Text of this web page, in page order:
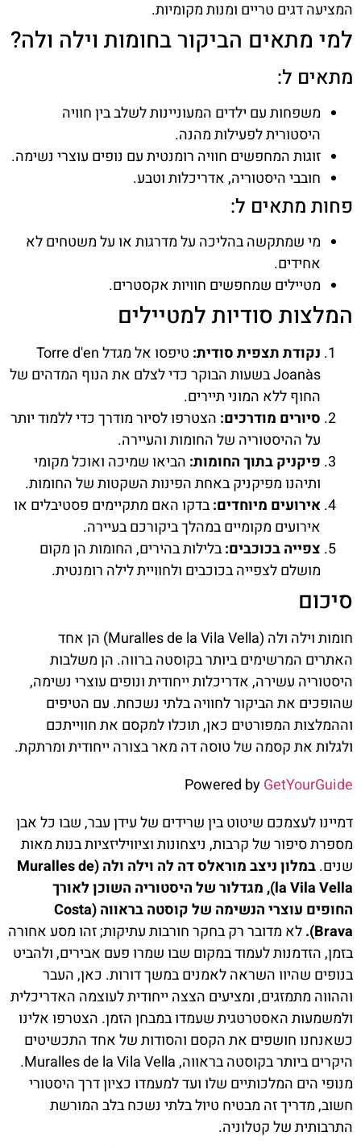
המציעה דגים טריים ומנות מקומיות.
למי מתאים הביקור בחומות וילה ולה?
מתאים ל:
משפחות עם ילדים המעוניינות לשלב בין חוויה
היסטורית לפעילות מהנה.
זוגות המחפשים חוויה רומנטית עם נופים עוצרי נשימה.
חובבי היסטוריה, אדריכלות וטבע.
פחות מתאים ל:
מי שמתקשה בהליכה על מדרגות או על משטחים לא
אחידים.
מטיילים שמחפשים חוויות אקסטרים.
המלצות סודיות למטיילים
נקודת תצפית סודית:
טיפסו אל מגדל Torre d'en
Joanàs בשעות הבוקר כדי לצלם את הנוף המדהים של
החוף ללא המוני תיירים.
סיורים מודרכים: הצטרפו לסיור מודרך כדי ללמוד יותר
על ההיסטוריה של החומות והעיירה.
פיקניק בתוך החומות: הביאו שמיכה ואוכל מקומי
ותיהנו מפיקניק באחת הפינות השקטות של החומות.
אירועים מיוחדים:בדקו האם מתקיימים פסטיבלים או
אירועים מקומיים במהלך ביקורכם בעיירה.
צפייה בכוכבים:בלילות בהירים, החומות הן מקום
מושלם לצפייה בכוכבים ולחוויית לילה רומנטית.
סיכום
חומות וילה ולה (Muralles de la Vila Vella) הן אחד
האתרים המרשימים ביותר בקוסטה ברווה. הן משלבות
היסטוריה עשירה, אדריכלות ייחודית ונופים עוצרי נשימה,
שהופכים את הביקור לחוויה בלתי נשכחת. עם הטיפים
וההמלצות המפורטים כאן, תוכלו למקסם את חווייתכם
ולגלות את קסמה של טוסה דה מאר בצורה ייחודית ומרתקת.
Powered byGetYourGuide
דמיינו לעצמכם שיטוט בין שרידים של עידן עבר, שבו כל אבן
מספרת סיפור של קרבות, ניצחונות וציוויליזציות בנות מאות
שנים.
במלון ניצב מוראלס דה לה וילה ולה (Muralles de
la Vila Vella), מגדלור של היסטוריה השוכן לאורך
החופים עוצרי הנשימה של קוסטה בראווה (Costa
Brava). לא מדובר רק בחקר חורבות עתיקות; זהו מסע אחורה
בזמן, הזדמנות לעמוד במקום שבו שמרו פעם אבירים, ולהביט
בנופים שהיוו השראה לאמנים במשך דורות. כאן, העבר
וההווה מתמזגים, ומציעים הצצה ייחודית לעוצמה האדריכלית
ולמשמעות האסטרטגית שעמדו במבחן הזמן. הצטרפו אלינו
כשאנחנו חושפים את הקסם והסודות של אחד התכשיטים
היקרים ביותר בקוסטה בראווה, Muralles de la Vila Vella.
מנופי הים המלכותיים שלו ועד למעמדו כציון דרך היסטורי
חשוב, מדריך זה מבטיח טיול בלתי נשכח בלב המורשת
התרבותית של קטלוניה.